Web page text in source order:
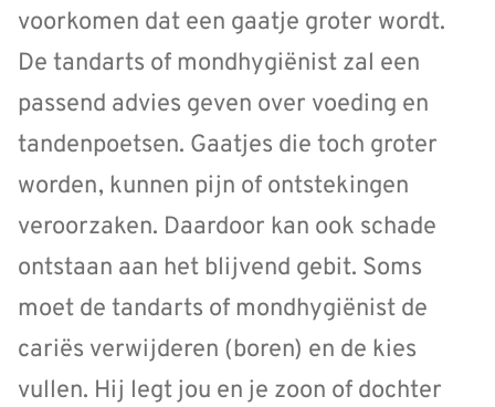
voorkomen dat een gaatje groter wordt.
De tandarts of mondhygiënist zal een
passend advies geven over voeding en
tandenpoetsen. Gaatjes die toch groter
worden, kunnen pijn of ontstekingen
veroorzaken. Daardoor kan ook schade
ontstaan aan het blijvend gebit. Soms
moet de tandarts of mondhygiënist de
cariës verwijderen (boren) en de kies
vullen. Hij legt jou en je zoon of dochter